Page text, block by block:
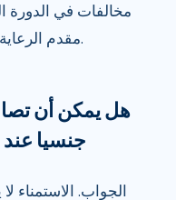
مخالفات في الدورة
مقدم الرعاية الصحية وتحديد سبب المشكلة.
جنسيا
الجواب.